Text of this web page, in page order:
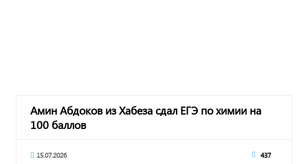
Амин Абдоков из Хабеза сдал ЕГЭ по химии на
100 баллов
15.07.2026 437